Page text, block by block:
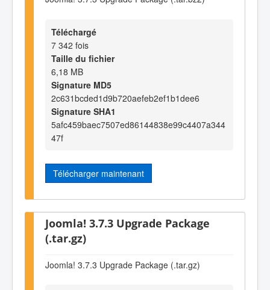
Téléchargé
7 342 fois
Taille du fichier
6,18 MB
Signature MD5
2c631bcded1d9b720aefeb2ef1b1dee6
Signature SHA1
5afc459baec7507ed86144838e99c4407a344
47f
Télécharger maintenant
Joomla! 3.7.3 Upgrade Package
(.tar.gz)
Joomla! 3.7.3 Upgrade Package (.tar.gz)